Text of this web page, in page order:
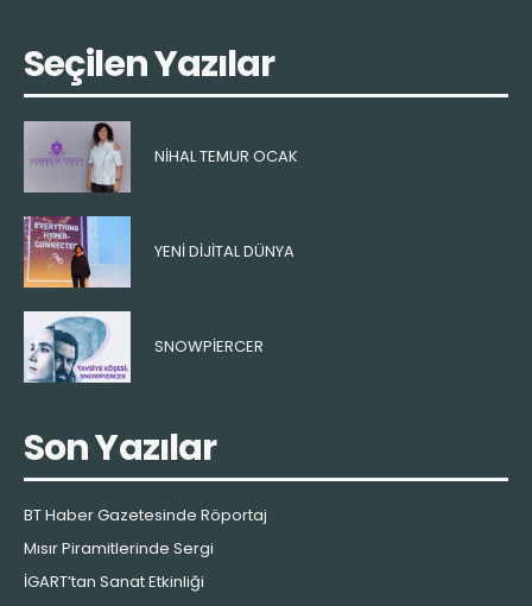
Seçilen Yazılar
NIHAL TEMUR OCAK
YENI DIJITAL DÜNYA
SNOWPIERCER
Son Yazılar
BT Haber Gazetesinde Röportaj
Mısır Piramitlerinde Sergi
İGART’tan Sanat Etkinliği